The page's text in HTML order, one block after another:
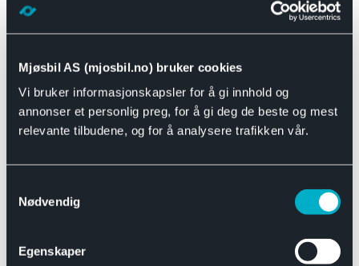
Mjøsbil AS (mjosbil.no) bruker cookies
Vi bruker informasjonskapsler for å gi innhold og
annonser et personlig preg, for å gi deg de beste og mest
relevante tilbudene, og for å analysere trafikken vår.
Nødvendig
Egenskaper
Motor og drivverk
Se alle Universal
Bremsedeler
Se alle Bremsedeler
Bremsenippler
Drivline og motor
Se alle Drivline og motor
Eksosanlegg